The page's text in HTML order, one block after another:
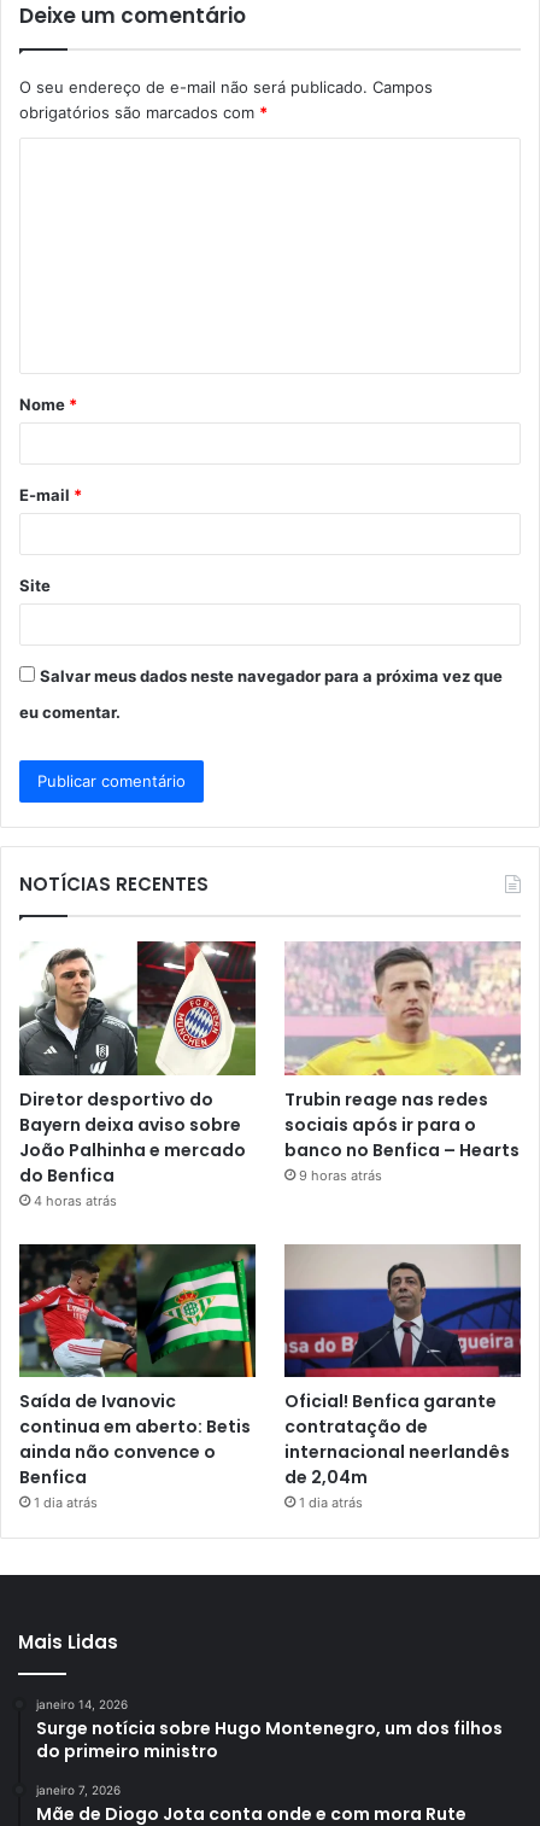
Deixe um comentário
O seu endereço de e-mail não será publicado. Campos
obrigatórios são marcados com *
á
r
*
Nome *
E-mail *
Site
Salvar meus dados neste navegador para a próxima vez que
eu comentar.
NOTÍCIAS RECENTES
Diretor desportivo do
Bayern deixa aviso sobre
João Palhinha e mercado
do Benfica
4 horas atrás
Trubin reage nas redes
sociais após ir para o
banco no Benfica – Hearts
9 horas atrás
Saída de Ivanovic
continua em aberto: Betis
ainda não convence o
Benfica
1 dia atrás
Oficial! Benfica garante
contratação de
internacional neerlandês
de 2,04m
1 dia atrás
Mais Lidas
janeiro 14, 2026
Surge notícia sobre Hugo Montenegro, um dos filhos
do primeiro ministro
janeiro 7, 2026
Mãe de Diogo Jota conta onde e com mora Rute